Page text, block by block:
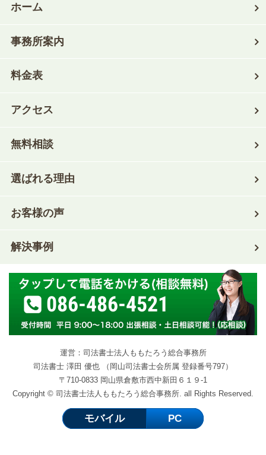
ホーム
事務所案内
料金表
アクセス
無料相談
選ばれる理由
お客様の声
解決事例
086-486-4521
運営：司法書士法人ももたろう総合事務所
司法書士 澤田 優也 （岡山司法書士会所属 登録番号797）
〒710-0833 岡山県倉敷市西中新田６１９-1
Copyright © 司法書士法人ももたろう総合事務所. all Rights Reserved.
モバイル PC